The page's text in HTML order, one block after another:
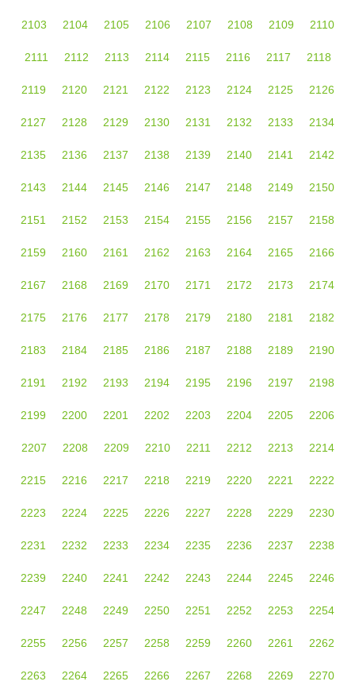
2103 2104 2105 2106 2107 2108 2109 2110
2111 2112 2113 2114 2115 2116 2117 2118
2119 2120 2121 2122 2123 2124 2125 2126
2127 2128 2129 2130 2131 2132 2133 2134
2135 2136 2137 2138 2139 2140 2141 2142
2143 2144 2145 2146 2147 2148 2149 2150
2151 2152 2153 2154 2155 2156 2157 2158
2159 2160 2161 2162 2163 2164 2165 2166
2167 2168 2169 2170 2171 2172 2173 2174
2175 2176 2177 2178 2179 2180 2181 2182
2183 2184 2185 2186 2187 2188 2189 2190
2191 2192 2193 2194 2195 2196 2197 2198
2199 2200 2201 2202 2203 2204 2205 2206
2207 2208 2209 2210 2211 2212 2213 2214
2215 2216 2217 2218 2219 2220 2221 2222
2223 2224 2225 2226 2227 2228 2229 2230
2231 2232 2233 2234 2235 2236 2237 2238
2239 2240 2241 2242 2243 2244 2245 2246
2247 2248 2249 2250 2251 2252 2253 2254
2255 2256 2257 2258 2259 2260 2261 2262
2263 2264 2265 2266 2267 2268 2269 2270